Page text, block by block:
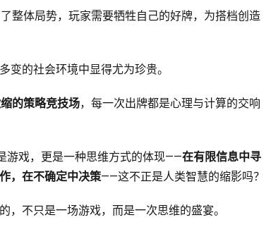
整体局势，玩家需要牺牲自己的好牌，为搭档创造
变的社会环境中显得尤为珍贵。
的策略竞技场，每一次出牌都是心理与计算的交响
游戏，更是一种思维方式的体现——在有限信息中寻
，在不确定中决策——这不正是人类智慧的缩影吗？
不只是一场游戏，而是一次思维的盛宴。